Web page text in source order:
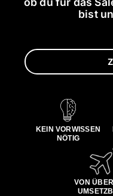
bist
KEIN VORWISSEN
NÖTIG
VON